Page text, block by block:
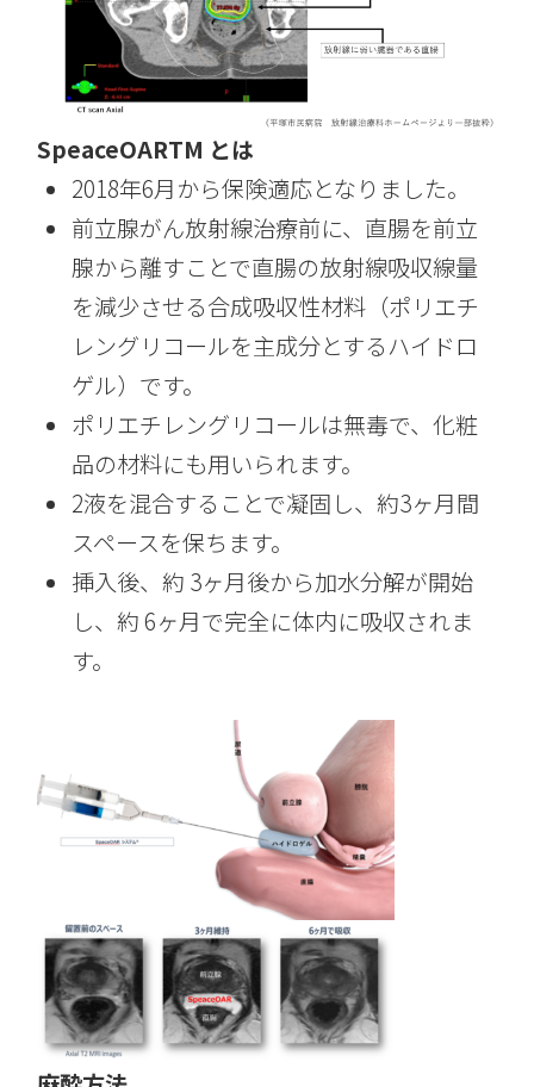
SpeaceOARTM︎ とは
2018年6月から保険適応となりました。
前立腺がん放射線治療前に、直腸を前立
腺から離すことで直腸の放射線吸収線量
を減少させる合成吸収性材料（ポリエチ
レングリコールを主成分とするハイドロ
ゲル）です。
ポリエチレングリコールは無毒で、化粧
品の材料にも用いられます。
2液を混合することで凝固し、約3ヶ月間
スペースを保ちます。
挿入後、約 3ヶ月後から加水分解が開始
し、約 6ヶ月で完全に体内に吸収されま
す。